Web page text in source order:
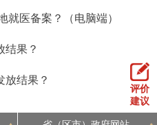
РУССКИЙ ЯЗЫК
就医备案？（电脑端）
结果？
放结果？
评价
建议